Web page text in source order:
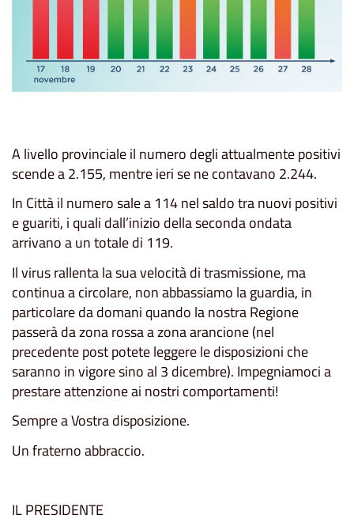
A livello provinciale il numero degli attualmente positivi
scende a 2.155, mentre ieri se ne contavano 2.244.
In Città il numero sale a 114 nel saldo tra nuovi positivi
e guariti, i quali dall’inizio della seconda ondata
arrivano a un totale di 119.
Il virus rallenta la sua velocità di trasmissione, ma
continua a circolare, non abbassiamo la guardia, in
particolare da domani quando la nostra Regione
passerà da zona rossa a zona arancione (nel
precedente post potete leggere le disposizioni che
saranno in vigore sino al 3 dicembre). Impegniamoci a
prestare attenzione ai nostri comportamenti!
Sempre a Vostra disposizione.
Un fraterno abbraccio.
IL PRESIDENTE